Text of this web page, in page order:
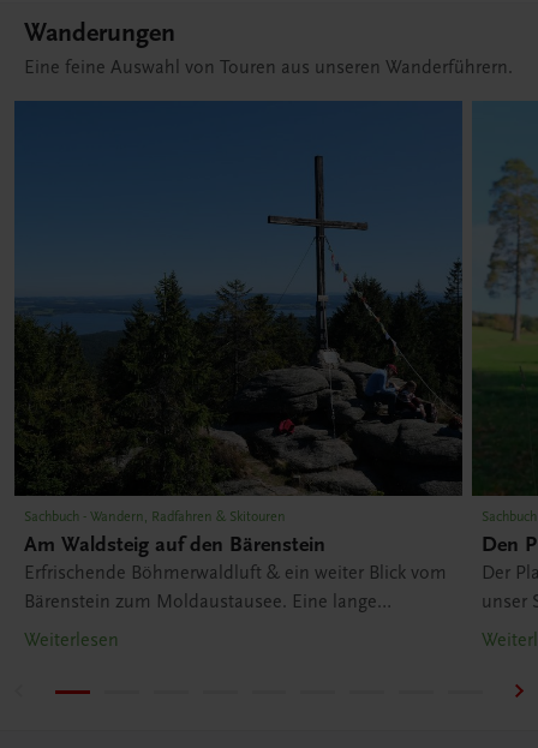
Wanderungen
Eine feine Auswahl von Touren aus unseren Wanderführern.
Sachbuch - Wandern, Radfahren & Skitouren
Am Waldsteig auf den Bärenstein
Erfrischende Böhmerwaldluft & ein weiter Blick vom
Bärenstein zum Moldaustausee. Eine lange
Wanderroute durch das Mühlviertel aus unserem
Weiterlesen
Den
Der
unser